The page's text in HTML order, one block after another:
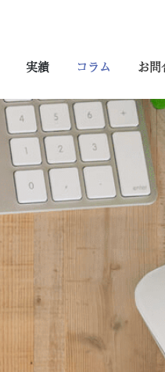
実績 コラム お問